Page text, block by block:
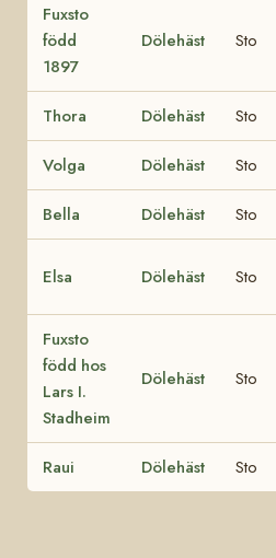
Fuxsto
född
1897
Dölehäst Sto
Thora Dölehäst Sto
Volga Dölehäst Sto
Bella Dölehäst Sto
Elsa Dölehäst Sto
Fuxsto
född hos
Lars I.
Stadheim
Dölehäst Sto
Raui Dölehäst Sto